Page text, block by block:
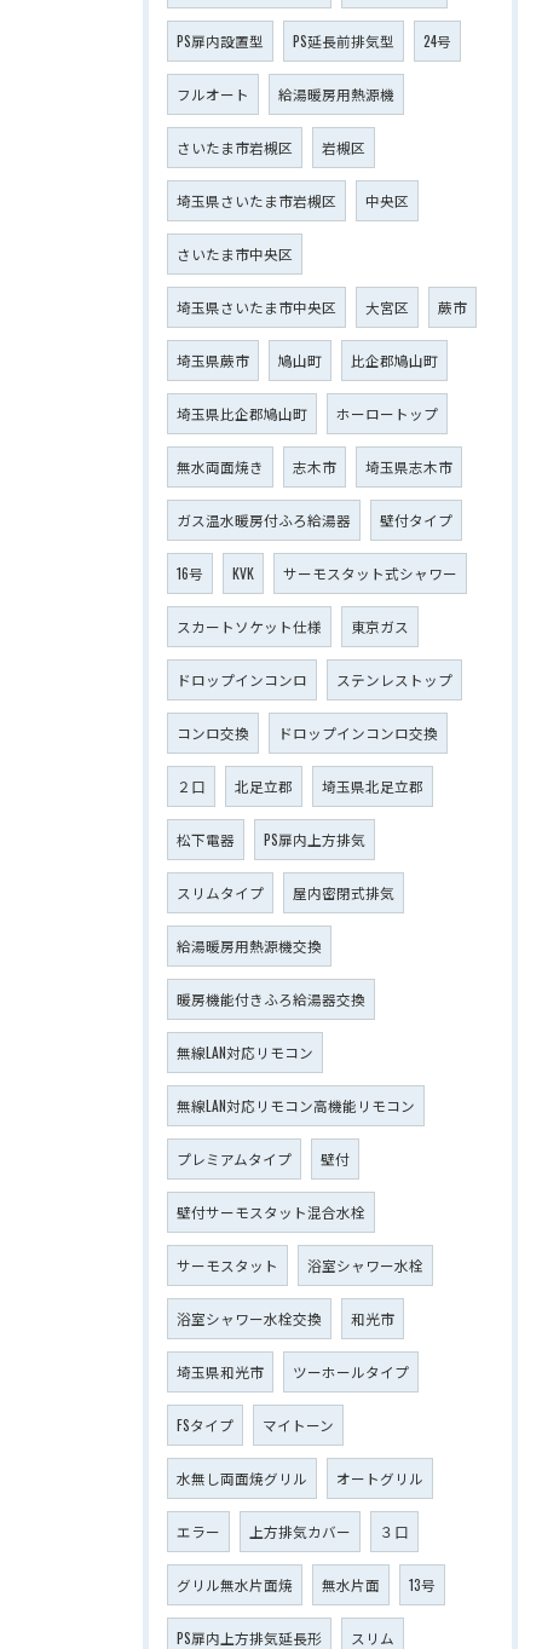
PS扉内設置型 PS延長前排気型 24号
フルオート 給湯暖房用熱源機
さいたま市岩槻区 岩槻区
埼玉県さいたま市岩槻区 中央区
さいたま市中央区
埼玉県さいたま市中央区 大宮区 蕨市
埼玉県蕨市 鳩山町 比企郡鳩山町
埼玉県比企郡鳩山町 ホーロートップ
無水両面焼き 志木市 埼玉県志木市
ガス温水暖房付ふろ給湯器 壁付タイプ
16号 KVK サーモスタット式シャワー
スカートソケット仕様 東京ガス
ドロップインコンロ ステンレストップ
コンロ交換 ドロップインコンロ交換
２口 北足立郡 埼玉県北足立郡
松下電器 PS扉内上方排気
スリムタイプ 屋内密閉式排気
給湯暖房用熱源機交換
暖房機能付きふろ給湯器交換
無線LAN対応リモコン
無線LAN対応リモコン高機能リモコン
プレミアムタイプ 壁付
壁付サーモスタット混合水栓
サーモスタット 浴室シャワー水栓
浴室シャワー水栓交換 和光市
埼玉県和光市 ツーホールタイプ
FSタイプ マイトーン
水無し両面焼グリル オートグリル
エラー 上方排気カバー ３口
グリル無水片面焼 無水片面 13号
PS扉内上方排気延長形 スリム